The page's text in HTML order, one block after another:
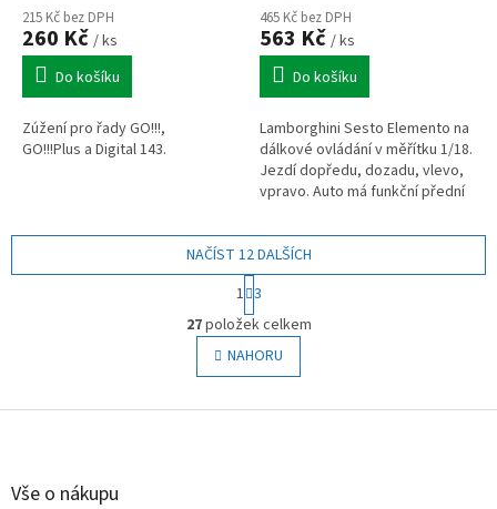
215 Kč bez DPH
260 Kč / ks
Do košíku
Zúžení pro řady GO!!!,
GO!!!Plus a Digital 143.
465 Kč bez DPH
563 Kč / ks
Do košíku
Lamborghini Sesto Elemento na
dálkové ovládání v měřítku 1/18.
Jezdí dopředu, dozadu, vlevo,
vpravo. Auto má funkční přední
a jízdní vlastnosti.
O
v
l
á
a
NAČÍST 12 DALŠÍCH
S
t
r
á
n
k
v
1 3
27položek celkem
NAHORU
Z
Vše o nákupu